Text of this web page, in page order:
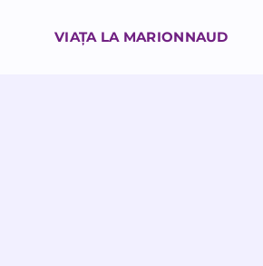
VIAȚA LA MARIONNAUD